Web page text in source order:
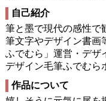
自己紹介
筆と墨で現代の感性で
筆文字やデザイン書画
ふでむら」運営・デザ
デザイン毛筆ふでむら
作品について